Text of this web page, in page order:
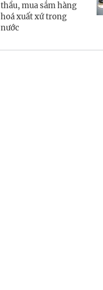
Khánh Hòa
thầu, mua sắm hàng
hoá xuất xứ trong
nước